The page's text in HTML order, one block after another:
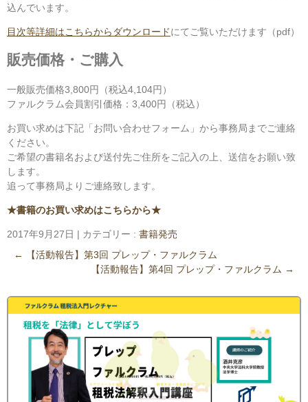
込んでいます。
目次等詳細はこちらからダウンロードにてご覧いただけます（pdf）
販売価格・ご購入
一般販売価格3,800円（税込4,104円）
ファルクラム会員割引価格：3,400円（税込）
お買い求めは下記「お問い合わせフォーム」から事務局までご連絡
ください。
ご希望の書籍名および送付先ご住所をご記入の上、送信をお願い致
します。
追って事務局よりご連絡致します。
★書籍のお買い求めはこちらから★
2017年9月27日 | カテゴリー : 書籍発売
←
【活動報告】第3回 プレップ・ファルクラム
【活動報告】第4回 プレップ・ファルクラム →